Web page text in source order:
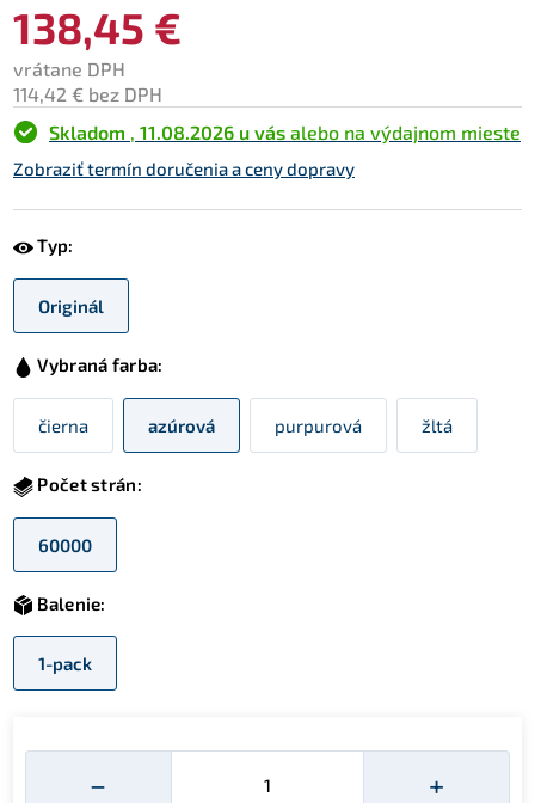
138,45 €
vrátane DPH
114,42 € bez DPH
Skladom , 11.08.2026 u vás alebo na výdajnom mieste
Zobraziť termín doručenia a ceny dopravy
Typ:
Originál
Vybraná farba:
čierna azúrová purpurová žltá
Počet strán:
60000
Balenie:
1-pack
−
Množství
+